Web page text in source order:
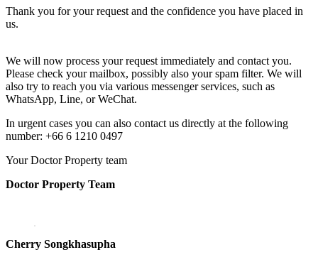
Thank you for your request and the confidence you have placed in
us.
We will now process your request immediately and contact you.
Please check your mailbox, possibly also your spam filter. We will
also try to reach you via various messenger services, such as
WhatsApp, Line, or WeChat.
In urgent cases you can also contact us directly at the following
number: +66 6 1210 0497
Your Doctor Property team
Doctor Property Team
Cherry Songkhasupha